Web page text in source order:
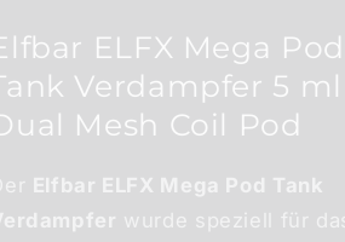
ELFX Mega Pod
Verdampfer 5 ml
Mesh Coil Pod
Elfbar ELFX Mega Pod Tank
wurde speziell für